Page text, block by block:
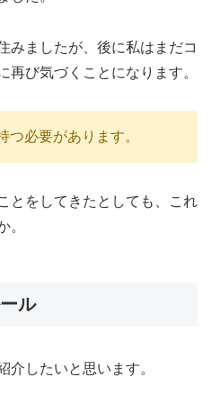
みましたが、後に私はまだコ
再び気づくことになります。
つ必要があります。
とをしてきたとしても、これ
。
ル
介したいと思います。